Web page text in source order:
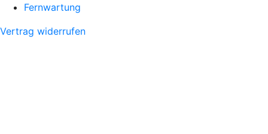
Fernwartung
Vertrag widerrufen